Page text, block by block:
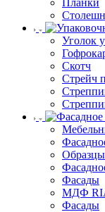
Планки
Уголок
Скотч
Стрейч
Фасады
МДФ
Фасады